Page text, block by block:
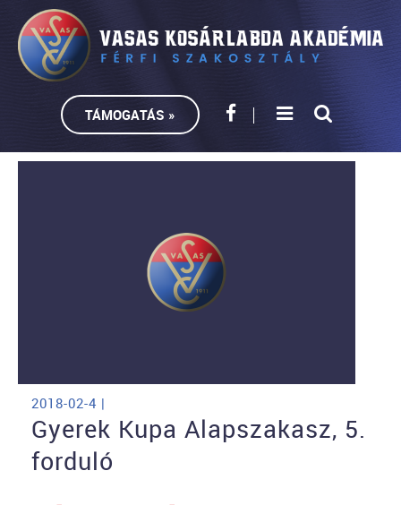
TÁMOGATÁS »
2018-02-4 |
Gyerek Kupa Alapszakasz, 5.
forduló